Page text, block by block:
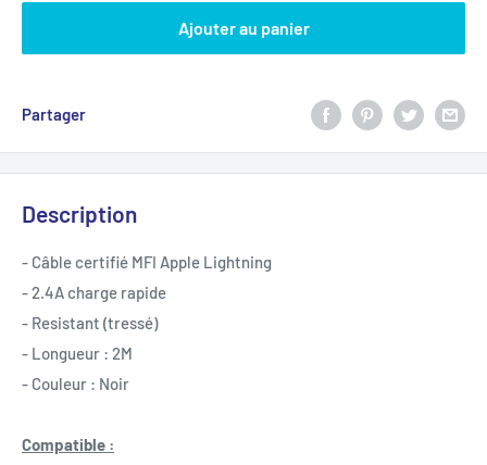
Ajouter au panier
Partager
Description
- Câble certifié MFI Apple Lightning
- 2.4A charge rapide
- Resistant (tressé)
- Longueur : 2M
- Couleur : Noir
Compatible :